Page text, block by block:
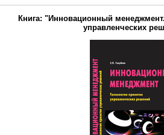
Книга: "Инновационный
управленческих